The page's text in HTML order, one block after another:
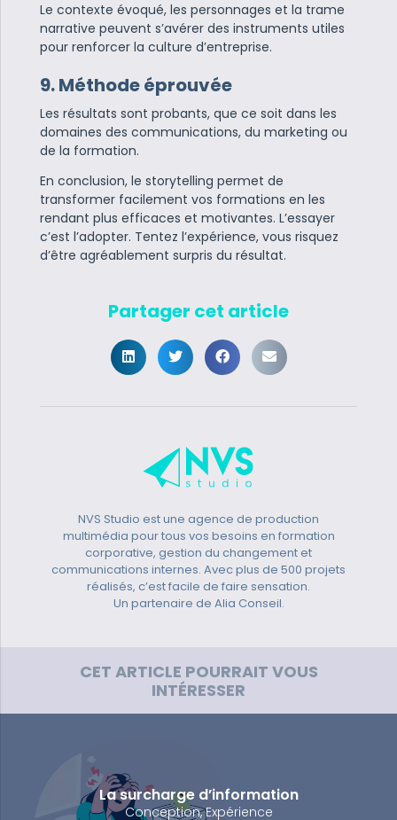
Le contexte évoqué, les personnages et la trame
narrative peuvent s’avérer des instruments utiles
pour renforcer la culture d’entreprise.
9. Méthode éprouvée
Les résultats sont probants, que ce soit dans les
domaines des communications, du marketing ou
de la formation.
En conclusion, le storytelling permet de
transformer facilement vos formations en les
rendant plus efficaces et motivantes. L’essayer
c’est l’adopter. Tentez l’expérience, vous risquez
d’être agréablement surpris du résultat.
Partager cet article
NVS Studio est une agence de production
multimédia pour tous vos besoins en formation
corporative, gestion du changement et
communications internes. Avec plus de 500 projets
réalisés, c’est facile de faire sensation.
Un partenaire de Alia Conseil.
CET ARTICLE POURRAIT VOUS
INTÉRESSER
La surcharge d’information
Conception Expérience